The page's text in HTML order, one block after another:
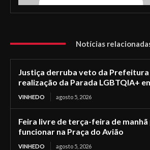
Notícias
Justiça derruba veto da
realização da Parada LGBTQIA+
VINHEDO agosto 5, 2026
Feira livre de terça-feira de manhã
funcionar na Praça do Avião
VINHEDO agosto 5, 2026